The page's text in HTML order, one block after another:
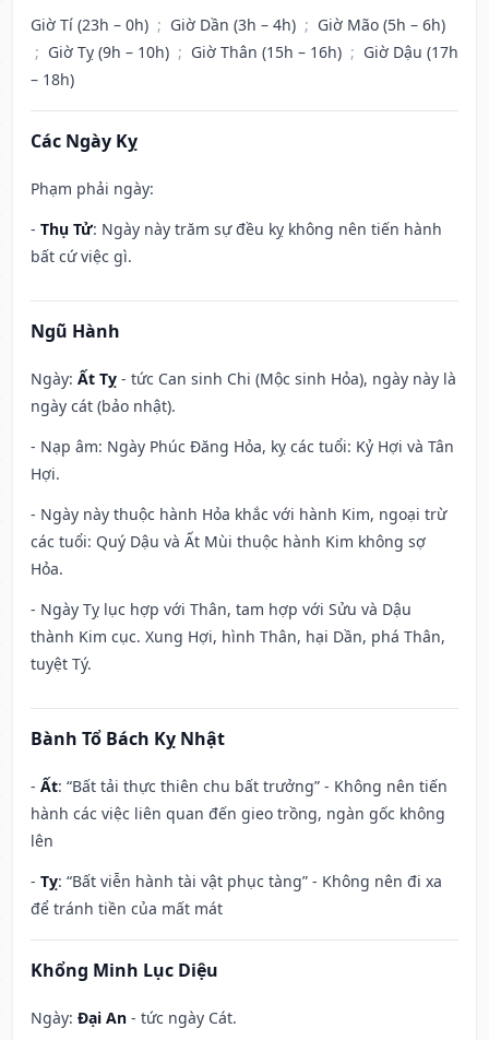
Giờ Tí (23h – 0h) ; Giờ Dần (3h – 4h) ; Giờ Mão (5h – 6h)
; Giờ Tỵ (9h – 10h) ; Giờ Thân (15h – 16h) ; Giờ Dậu (17h
– 18h)
Các Ngày Kỵ
Phạm phải ngày:
- Thụ Tử: Ngày này trăm sự đều kỵ không nên tiến hành
bất cứ việc gì.
Ngũ Hành
Ngày: Ất Tỵ - tức Can sinh Chi (Mộc sinh Hỏa), ngày này là
ngày cát (bảo nhật).
- Nạp âm: Ngày Phúc Đăng Hỏa, kỵ các tuổi: Kỷ Hợi và Tân
Hợi.
- Ngày này thuộc hành Hỏa khắc với hành Kim, ngoại trừ
các tuổi: Quý Dậu và Ất Mùi thuộc hành Kim không sợ
Hỏa.
- Ngày Tỵ lục hợp với Thân, tam hợp với Sửu và Dậu
thành Kim cục. Xung Hợi, hình Thân, hại Dần, phá Thân,
tuyệt Tý.
Bành Tổ Bách Kỵ Nhật
- Ất: “Bất tải thực thiên chu bất trưởng” - Không nên tiến
hành các việc liên quan đến gieo trồng, ngàn gốc không
lên
- Tỵ: “Bất viễn hành tài vật phục tàng” - Không nên đi xa
để tránh tiền của mất mát
Khổng Minh Lục Diệu
Ngày: Đại An - tức ngày Cát.